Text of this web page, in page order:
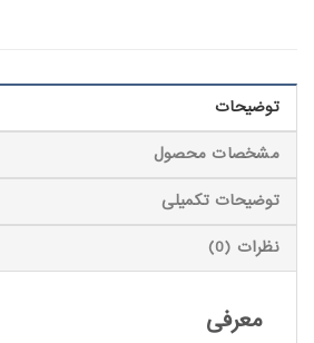
توضیحات
مشخصات محصول
توضیحات تکمیلی
نظرات (0)
معرفی